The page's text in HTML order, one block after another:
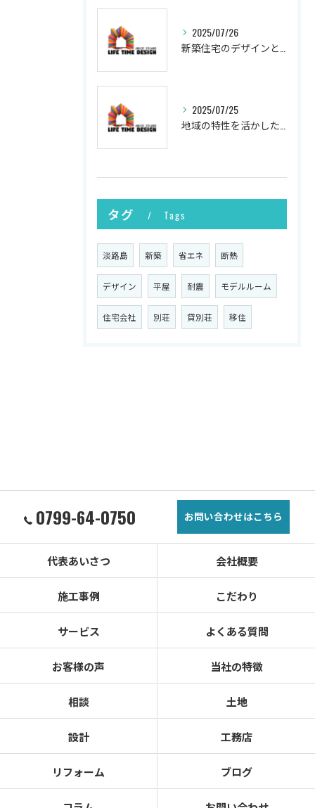
2025/07/26
2025/07/25
タグ Tags
淡路島 新築 省エネ 断熱
デザイン 平屋 耐震 モデルルーム
住宅会社 別荘 貸別荘 移住
0799-64-0750 お問い合わせはこちら
代表あいさつ 会社概要
施工事例 こだわり
サービス よくある質問
お客様の声 当社の特徴
相談 土地
設計 工務店
リフォーム ブログ